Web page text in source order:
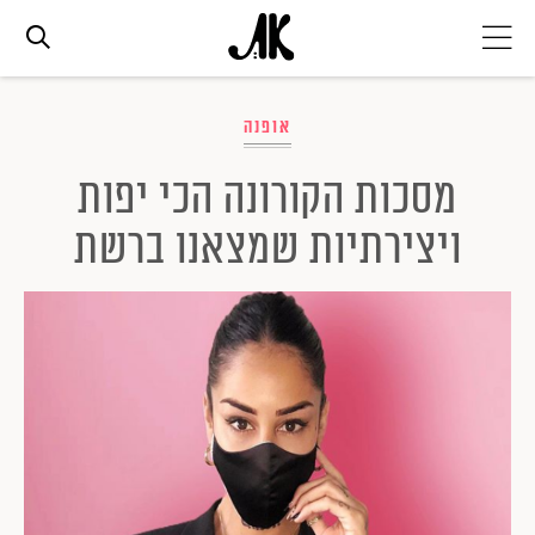
אג׳נדה
אופנה
ביוטי
סלבס
ערוצים נוספים
המגזין
אופנה
מסכות הקורונה הכי יפות
ויצירתיות שמצאנו ברשת